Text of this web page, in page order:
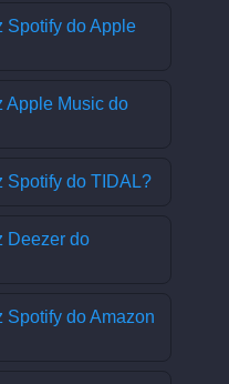
Spotify do Apple
Apple Music do
Spotify do TIDAL?
Deezer do
Spotify do Amazon